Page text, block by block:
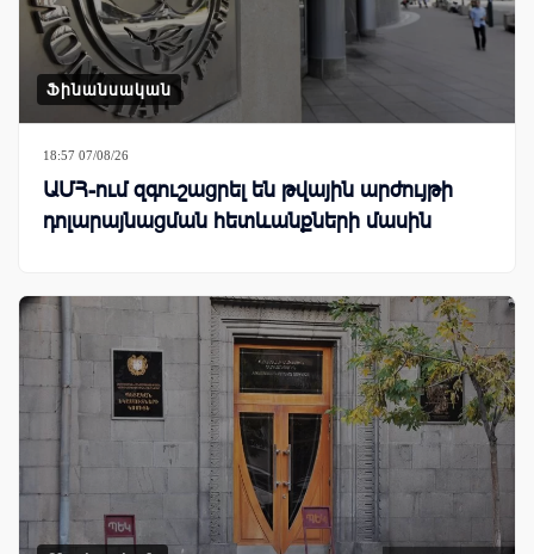
Ֆինանսական
18:57 07/08/26
ԱՄՀ-ում զգուշացրել են թվային արժույթի
դոլարայնացման հետևանքների մասին